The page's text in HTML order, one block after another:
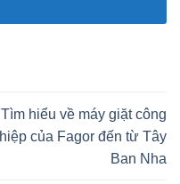
Tìm hiểu về máy giặt công
của Fagor đến từ Tây
Ban Nha